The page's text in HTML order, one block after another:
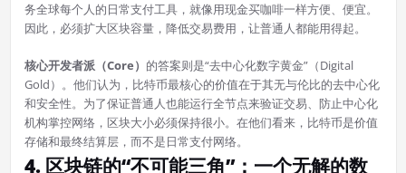
务全球每个人的日常支付工具，就像用现金买咖啡一样方便、便宜。
因此，必须扩大区块容量，降低交易费用，让普通人都能用得起。
核心开发者派（Core） 的答案则是“去中心化数字黄金”（Digital
Gold）。他们认为，比特币最核心的价值在于其无与伦比的去中心化
和安全性。为了保证普通人也能运行全节点来验证交易、防止中心化
机构掌控网络，区块大小必须保持很小。在他们看来，比特币是价值
存储和最终结算层，而不是日常支付网络。
4. 区块链的“不可能三角”：一个无解的数